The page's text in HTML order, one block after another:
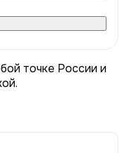
точке России и